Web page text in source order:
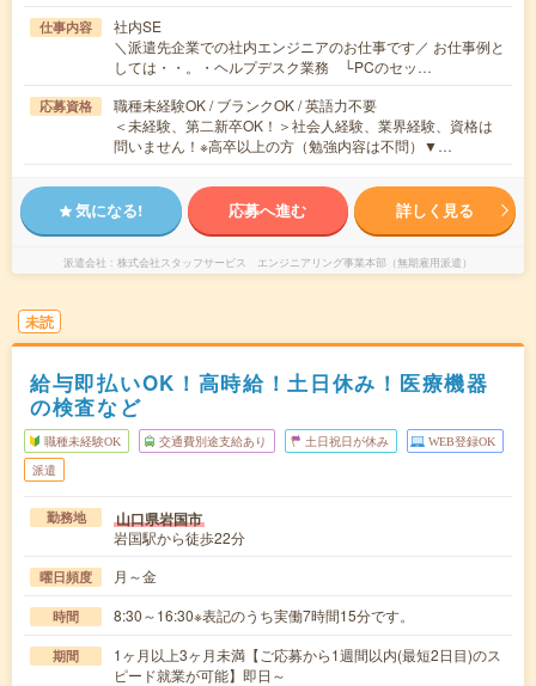
仕事内容
社内SE
＼派遣先企業での社内エンジニアのお仕事です／ お仕事例と
しては・・。・ヘルプデスク業務 └PCのセッ…
応募資格
職種未経験OK / ブランクOK / 英語力不要
＜未経験、第二新卒OK！＞社会人経験、業界経験、資格は
問いません！※高卒以上の方（勉強内容は不問）▼…
気になる! 応募へ進む 詳しく見る
派遣会社 株式会社スタッフサービス エンジニアリング事業本部（無期雇用派遣）
未読
給与即払いOK！高時給！土日休み！医療機器
の検査など
職種未経験OK 交通費別途支給あり 土日祝日が休み WEB登録OK
派遣
勤務地 山口県岩国市
岩国駅から徒歩22分
曜日頻度 月～金
時間 8:30～16:30※表記のうち実働7時間15分です。
期間
1ヶ月以上3ヶ月未満【ご応募から1週間以内(最短2日目)のス
ピード就業が可能】即日～